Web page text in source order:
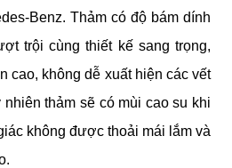
Benz. Thảm có độ bám dính
trội cùng thiết kế sang trọng,
cao, không dễ xuất hiện các vết
thảm sẽ có mùi cao su khi
không được thoải mái lắm và